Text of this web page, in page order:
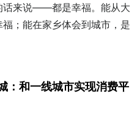
话来说——都是幸福。能从大
；能在家乡体会到城市，是
： 和一线城市实现消费平